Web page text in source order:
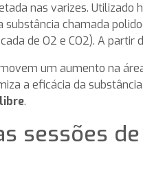
nas varizes.
substância chamada
de O2 e CO2). A
um aumento na
a eficácia da
.
sessões